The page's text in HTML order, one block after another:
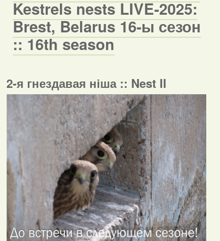
Kestrels nests LIVE-2025:
Brest, Belarus 16-ы сезон
:: 16th season
2-я гнездавая ніша :: Nest II